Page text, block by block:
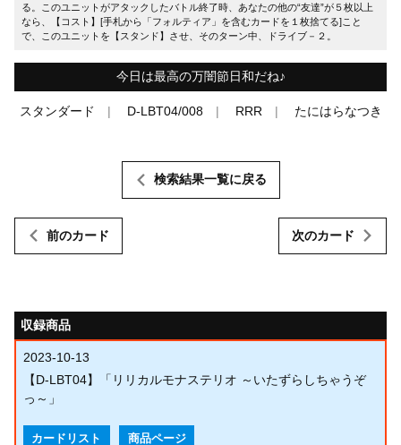
る。このユニットがアタックしたバトル終了時、あなたの他の“友達”が５枚以上
なら、【コスト】[手札から「フォルティア」を含むカードを１枚捨てる]こと
で、このユニットを【スタンド】させ、そのターン中、ドライブ－２。
今日は最高の万闇節日和だね♪
スタンダード D-LBT04/008 RRR たにはらなつき
前のカード
検索結果一覧に戻る
次のカード
収録商品
2023-10-13
【D-LBT04】「リリカルモナステリオ ～いたずらしちゃうぞ
っ～」
カードリスト 商品ページ